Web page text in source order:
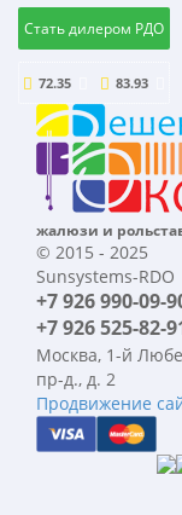
Стать дилером РДО
72.35 83.93
жалюзи и
© 2015 - 2025
Sunsystems-RDO
+7 926 990-09-
+7 926 525-82-
Москва, 1-й
пр-д., д. 2
Продвижение